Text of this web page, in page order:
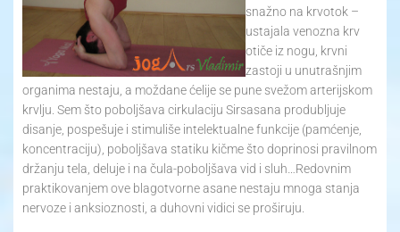
snažno na krvotok –
ustajala venozna krv
otiče iz nogu, krvni
zastoji u unutrašnjim
organima nestaju, a moždane ćelije se pune svežom arterijskom
krvlju. Sem što poboljšava cirkulaciju Sirsasana produbljuje
disanje, pospešuje i stimuliše intelektualne funkcije (pamćenje,
koncentraciju), poboljšava statiku kičme što doprinosi pravilnom
držanju tela, deluje i na čula-poboljšava vid i sluh…Redovnim
praktikovanjem ove blagotvorne asane nestaju mnoga stanja
nervoze i anksioznosti, a duhovni vidici se proširuju.